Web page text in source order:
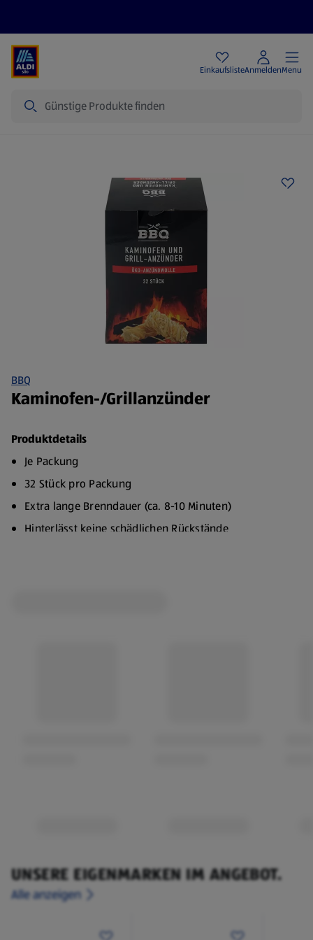
EinkaufslisteAnmeldenMenu
BBQ
Kaminofen-/Grillanzünder
Produktdetails
Je Packung
32 Stück pro Packung
Extra lange Brenndauer (ca. 8-10 Minuten)
Hinterlässt keine schädlichen Rückstände
UNSERE EIGENMARKEN IM ANGEBOT.
Alle anzeigen